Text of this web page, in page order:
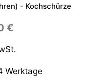
- Kochschürze
€
Werktage